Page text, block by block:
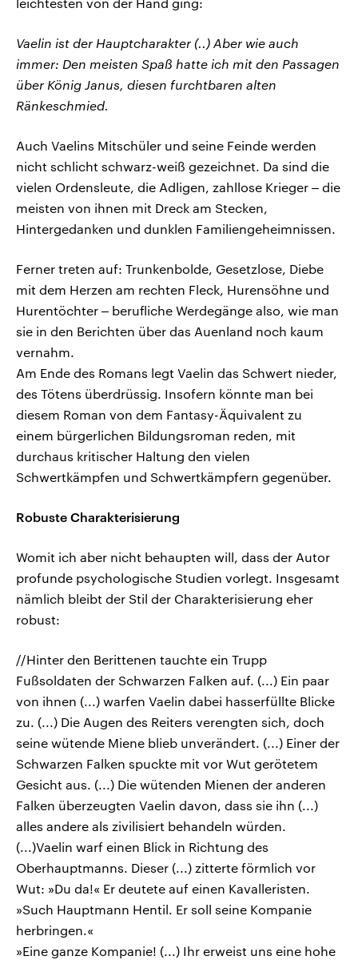
leichtesten von der Hand ging:
Vaelin ist der Hauptcharakter (..) Aber wie auch
immer: Den meisten Spaß hatte ich mit den Passagen
über König Janus, diesen furchtbaren alten
Ränkeschmied.
Auch Vaelins Mitschüler und seine Feinde werden
nicht schlicht schwarz-weiß gezeichnet. Da sind die
vielen Ordensleute, die Adligen, zahllose Krieger ‒ die
meisten von ihnen mit Dreck am Stecken,
Hintergedanken und dunklen Familiengeheimnissen.
Ferner treten auf: Trunkenbolde, Gesetzlose, Diebe
mit dem Herzen am rechten Fleck, Hurensöhne und
Hurentöchter ‒ berufliche Werdegänge also, wie man
sie in den Berichten über das Auenland noch kaum
vernahm.
Am Ende des Romans legt Vaelin das Schwert nieder,
des Tötens überdrüssig. Insofern könnte man bei
diesem Roman von dem Fantasy-Äquivalent zu
einem bürgerlichen Bildungsroman reden, mit
durchaus kritischer Haltung den vielen
Schwertkämpfen und Schwertkämpfern gegenüber.
Robuste Charakterisierung
Womit ich aber nicht behaupten will, dass der Autor
profunde psychologische Studien vorlegt. Insgesamt
nämlich bleibt der Stil der Charakterisierung eher
robust:
//Hinter den Berittenen tauchte ein Trupp
Fußsoldaten der Schwarzen Falken auf. (...) Ein paar
von ihnen (...) warfen Vaelin dabei hasserfüllte Blicke
zu. (...) Die Augen des Reiters verengten sich, doch
seine wütende Miene blieb unverändert. (...) Einer der
Schwarzen Falken spuckte mit vor Wut gerötetem
Gesicht aus. (...) Die wütenden Mienen der anderen
Falken überzeugten Vaelin davon, dass sie ihn (...)
alles andere als zivilisiert behandeln würden.
(...)Vaelin warf einen Blick in Richtung des
Oberhauptmanns. Dieser (...) zitterte förmlich vor
Wut: »Du da!« Er deutete auf einen Kavalleristen.
»Such Hauptmann Hentil. Er soll seine Kompanie
herbringen.«
»Eine ganze Kompanie! (...) Ihr erweist uns eine hohe